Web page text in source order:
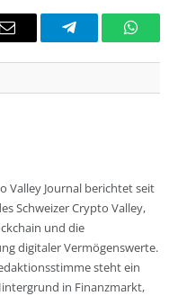
Email Telegram
Valley Journal berichtet seit
Schweizer Crypto Valley,
und die
digitaler Vermögenswerte.
steht ein
in Finanzmarkt,